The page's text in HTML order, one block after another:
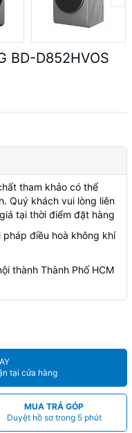
BD-D852HVOS
tham khảo có thể
Quý khách vui lòng liên
tại thời điểm đặt hàng
điều hoà không khí
thành Thành Phố HCM
tại cửa hàng
MUA TRẢ GÓP
Duyệt hồ sơ trong 5 phút